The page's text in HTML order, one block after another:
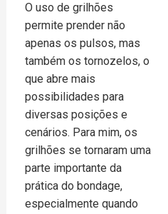
O uso de grilhões
permite prender não
apenas os pulsos, mas
também os tornozelos, o
que abre mais
possibilidades para
diversas posições e
cenários. Para mim, os
grilhões se tornaram uma
parte importante da
prática do bondage,
especialmente quando